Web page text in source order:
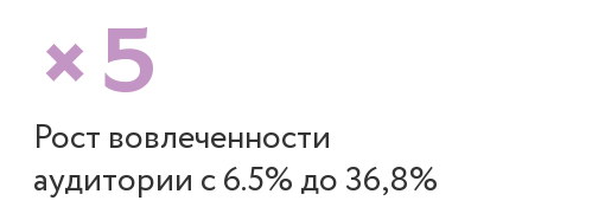
×5
Рост вовлеченности
аудитории с 6.5% до 36,8%